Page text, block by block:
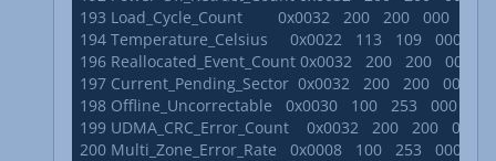
193 Load_Cycle_Count        0x0032   200   200   000
194 Temperature_Celsius     0x0022   113   109   000
196 Reallocated_Event_Count 0x0032   200   200   000
197 Current_Pending_Sector  0x0032   200   200   000
198 Offline_Uncorrectable   0x0030   100   253   000
199 UDMA_CRC_Error_Count    0x0032   200   200   000
200 Multi_Zone_Error_Rate   0x0008   100   253   000